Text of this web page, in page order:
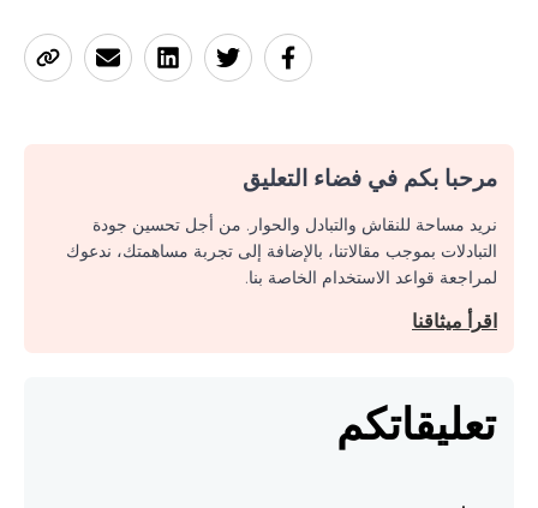
مرحبا بكم في فضاء التعليق
نريد مساحة للنقاش والتبادل والحوار. من أجل تحسين جودة
التبادلات بموجب مقالاتنا، بالإضافة إلى تجربة مساهمتك، ندعوك
لمراجعة قواعد الاستخدام الخاصة بنا.
اقرأ ميثاقنا
تعليقاتكم